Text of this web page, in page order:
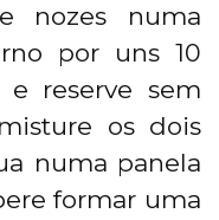
nozes numa
por uns 10
reserve sem
os dois
numa panela
formar uma